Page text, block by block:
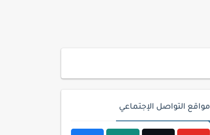
مواقع التواصل الإجتماعي